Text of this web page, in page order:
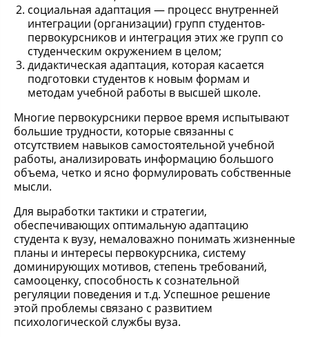
социальная адаптация — процесс внутренней
интеграции (организации) групп студентов-
первокурсников и интеграция этих же групп со
студенческим окружением в целом;
дидактическая адаптация, которая касается
подготовки студентов к новым формам и
методам учебной работы в высшей школе.
Многие первокурсники первое время испытывают
большие трудности, которые связанны с
отсутствием навыков самостоятельной учебной
работы, анализировать информацию большого
объема, четко и ясно формулировать собственные
мысли.
Для выработки тактики и стратегии,
обеспечивающих оптимальную адаптацию
студента к вузу, немаловажно понимать жизненные
планы и интересы первокурсника, систему
доминирующих мотивов, степень требований,
самооценку, способность к сознательной
регуляции поведения и т.д. Успешное решение
этой проблемы связано с развитием
психологической службы вуза.